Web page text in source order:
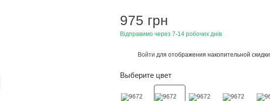
975 грн
Відправимо через 7-14 робочих днів
Войти для отображения накопительной скидки
Выберите цвет